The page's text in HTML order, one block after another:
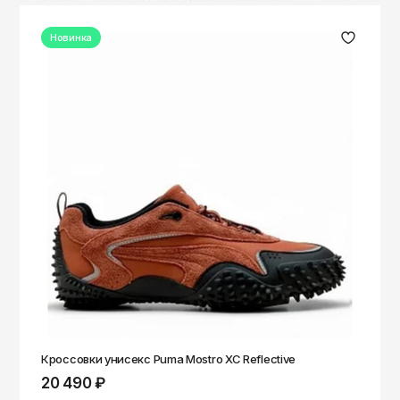
Новинка
Кроссовки унисекс Puma Mostro XC Reflective
20 490 ₽